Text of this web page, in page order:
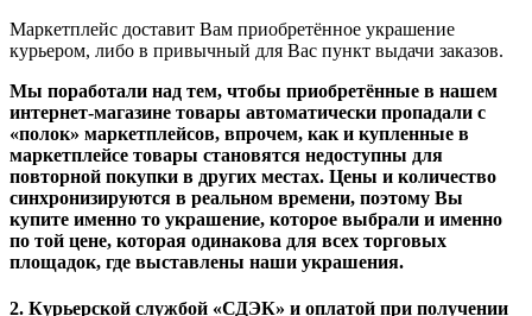
Маркетплейс доставит Вам приобретённое украшение
курьером, либо в привычный для Вас пункт выдачи заказов.
Мы поработали над тем, чтобы приобретённые в нашем
интернет-магазине товары автоматически пропадали с
«полок» маркетплейсов, впрочем, как и купленные в
маркетплейсе товары становятся недоступны для
повторной покупки в других местах. Цены и количество
синхронизируются в реальном времени, поэтому Вы
купите именно то украшение, которое выбрали и именно
по той цене, которая одинакова для всех торговых
площадок, где выставлены наши украшения.
2. Курьерской службой «СДЭК» и оплатой при получении